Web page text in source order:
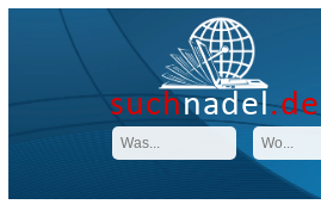
suchnadel.de